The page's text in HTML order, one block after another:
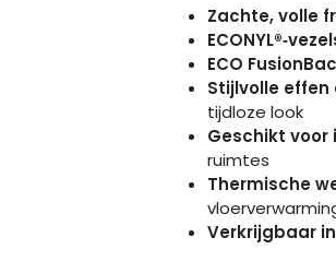
Zachte, volle
ECO
Stijlvolle
tijdloze look
Geschikt
ruimtes
Thermische
Verkrijgbaar